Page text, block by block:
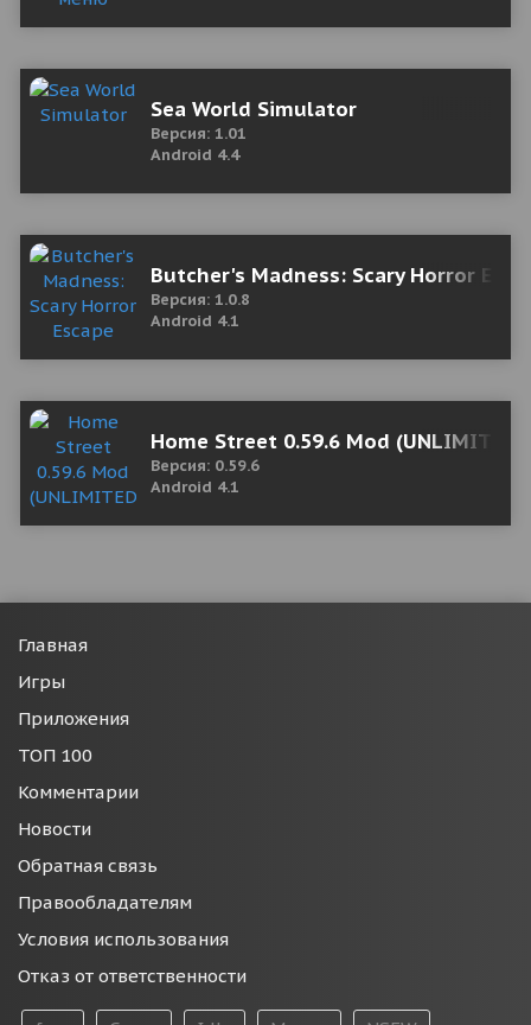
Sea World Simulator
Версия: 1.01
Android 4.4
Butcher's Madness: Scary Horror
Версия: 1.0.8
Android 4.1
Home Street 0.59.6 Mod (UNLIMITED
Версия: 0.59.6
Android 4.1
Главная
Игры
Приложения
ТОП 100
Комментарии
Новости
Обратная связь
Правообладателям
Условия использования
Отказ от ответственности